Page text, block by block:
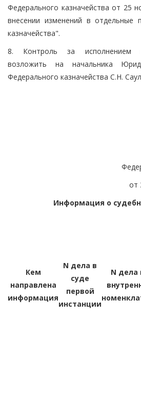
Федерального казначейства от 25
внесении изменений в отдельные
казначейства".
8. Контроль за исполнением
возложить на начальника
Федерального казначейства С.Н.
от
Информация о
Кем
направлена
информация
N дела в
суде
первой
инстанции
N дела